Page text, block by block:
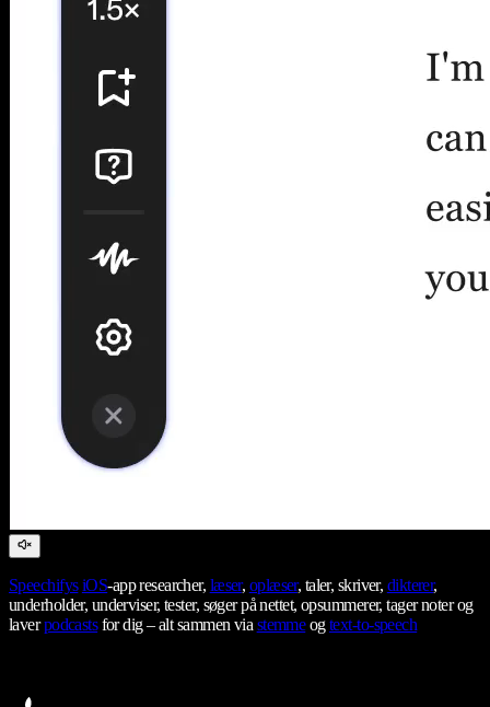
Speechifys iOS-app researcher, læser, oplæser, taler, skriver, dikterer,
underholder, underviser, tester, søger på nettet, opsummerer, tager noter og
laverpodcastsfor dig – alt sammen viastemmeogtext-to-speech